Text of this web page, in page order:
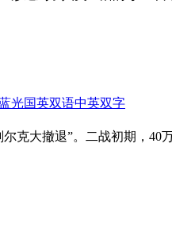
光国英双语中英双字
克大撤退”。二战初期，40